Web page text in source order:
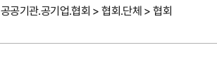
공공기관.공기업.협회 > 협회.단체 > 협회